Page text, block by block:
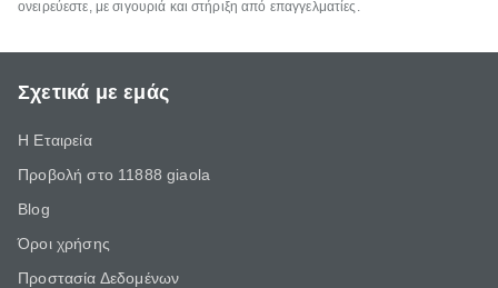
ονειρεύεστε, με σιγουριά και στήριξη από επαγγελματίες.
Σχετικά με εμάς
Η Εταιρεία
Προβολή στο 11888 giaola
Blog
Όροι χρήσης
Προστασία Δεδομένων